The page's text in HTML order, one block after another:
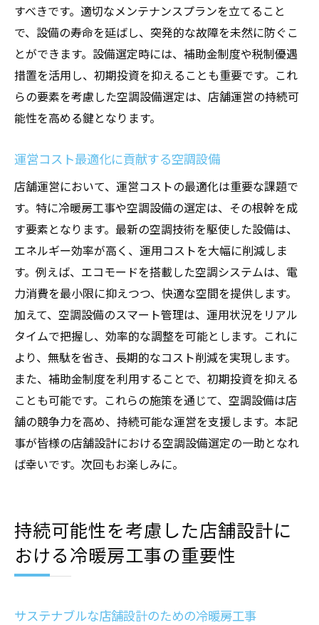
すべきです。適切なメンテナンスプランを立てること
で、設備の寿命を延ばし、突発的な故障を未然に防ぐこ
とができます。設備選定時には、補助金制度や税制優遇
措置を活用し、初期投資を抑えることも重要です。これ
らの要素を考慮した空調設備選定は、店舗運営の持続可
能性を高める鍵となります。
運営コスト最適化に貢献する空調設備
店舗運営において、運営コストの最適化は重要な課題で
す。特に冷暖房工事や空調設備の選定は、その根幹を成
す要素となります。最新の空調技術を駆使した設備は、
エネルギー効率が高く、運用コストを大幅に削減しま
す。例えば、エコモードを搭載した空調システムは、電
力消費を最小限に抑えつつ、快適な空間を提供します。
加えて、空調設備のスマート管理は、運用状況をリアル
タイムで把握し、効率的な調整を可能とします。これに
より、無駄を省き、長期的なコスト削減を実現します。
また、補助金制度を利用することで、初期投資を抑える
ことも可能です。これらの施策を通じて、空調設備は店
舗の競争力を高め、持続可能な運営を支援します。本記
事が皆様の店舗設計における空調設備選定の一助となれ
ば幸いです。次回もお楽しみに。
持続可能性を考慮した店舗設計に
おける冷暖房工事の重要性
サステナブルな店舗設計のための冷暖房工事